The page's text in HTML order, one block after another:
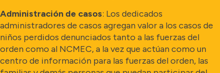
Administración de casos: Los dedicados
administradores de casos agregan valor a los casos de
niños perdidos denunciados tanto a las fuerzas del
orden como al NCMEC, a la vez que actúan como un
centro de información para las fuerzas del orden, las